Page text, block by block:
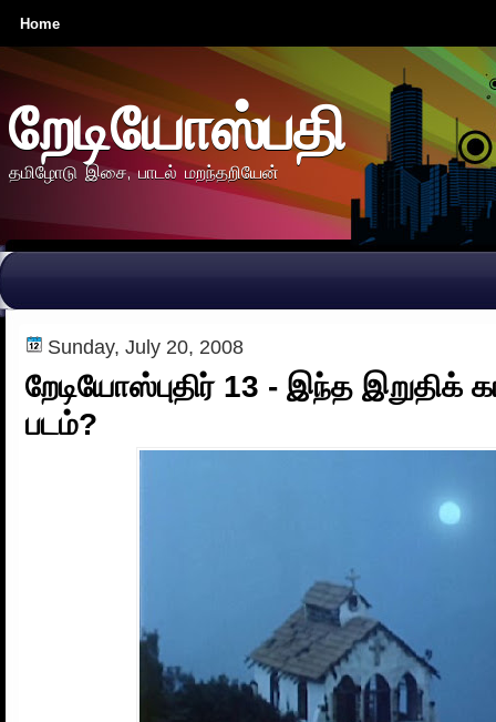
Home
றேடியோஸ்பதி
தமிழோடு இசை, பாடல் மறந்தறியேன்
Sunday, July 20, 2008
றேடியோஸ்புதிர் 13 - இந்த இறுதிக்
படம்?